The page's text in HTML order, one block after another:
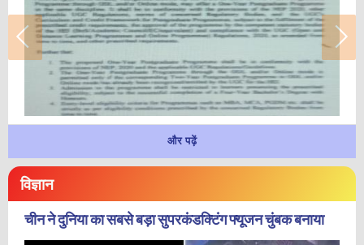
और पढ़ें
विज्ञान
चीन ने दुनिया का सबसे बड़ा सुपरकंडक्टिंग फ्यूजन चुंबक बनाया